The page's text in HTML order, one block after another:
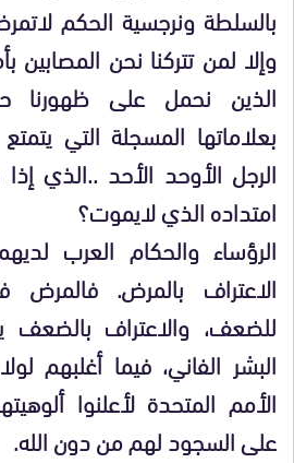
بالسلطة ونرجسية الحكم
وإلا لمن تتركنا نحن المصابين
الذين نحمل على ظهورنا
بعلاماتها المسجلة التي
الرجل الأوحد الأحد ..الذي
امتداده الذي لايموت؟
الرؤساء والحكام العرب
الاعتراف بالمرض.
للضعف، والاعتراف
البشر الفاني، فيما أغلبهم
الأمم المتحدة لأعلنوا
على السجود لهم من دون الله.